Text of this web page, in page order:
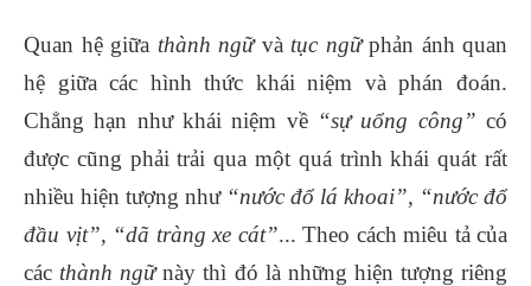
Quan hệ giữa thành ngữvà tục ngữphản ánh quan
hệ giữa các hình thức khái niệm và phán đoán.
Chẳng hạn như khái niệm về “sự uổng công” có
được cũng phải trải qua một quá trình khái quát rất
nhiều hiện tượng như “nước đổ lá khoai”, “nước đổ
đầu vịt”, “dã tràng xe cát”... Theo cách miêu tả của
các thành ngữnày thì đó là những hiện tượng riêng